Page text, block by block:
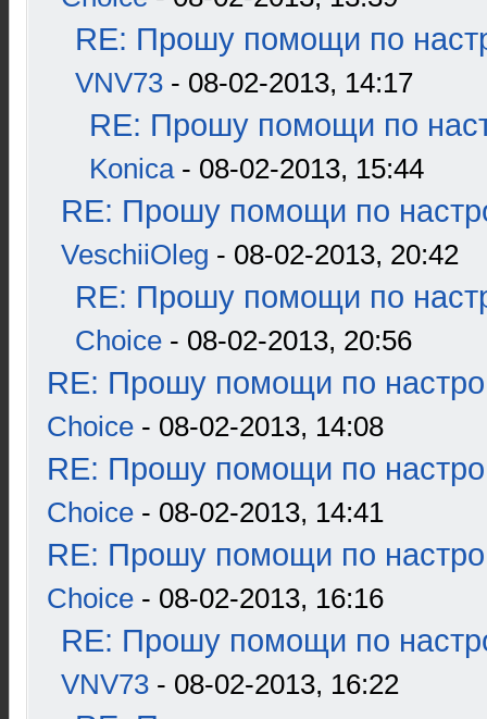
RE: Прошу помощи по
VNV73 - 08-02-2013, 14:17
RE: Прошу помощи по
Konica- 08-02-2013, 15:44
RE: Прошу помощи по
VeschiiOleg - 08-02-2013, 20:42
RE: Прошу помощи по
Choice - 08-02-2013, 20:56
RE: Прошу помощи по
Choice - 08-02-2013, 14:08
RE: Прошу помощи по
Choice - 08-02-2013, 14:41
RE: Прошу помощи по
Choice - 08-02-2013, 16:16
RE: Прошу помощи по
VNV73 - 08-02-2013, 16:22